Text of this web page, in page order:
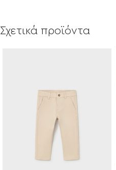
Σχετικά προϊόντα